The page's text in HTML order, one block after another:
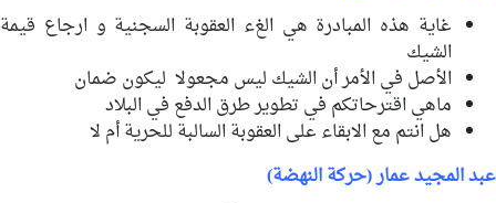
غاية هذه المبادرة هي الغء العقوبة السجنية و ارجاع قيمة
الشيك
الأصل في الأمر أن الشيك ليس مجعولا ليكون ضمان
ماهي اقترحاتكم في تطوير طرق الدفع في البلاد
هل انتم مع الابقاء على العقوبة السالبة للحرية أم لا
عبد المجيد عمار (حركة النهضة)